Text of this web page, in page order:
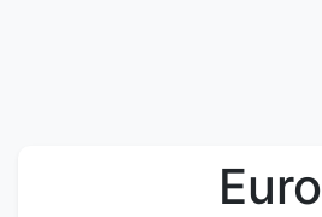
Euro